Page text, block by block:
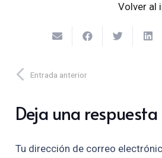
Volver al
Entrada anterior
Deja una respuesta
Tu dirección de correo